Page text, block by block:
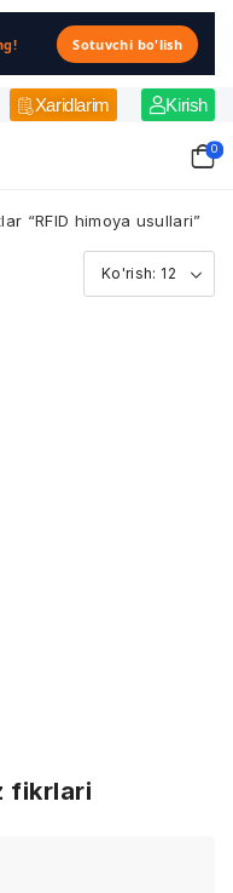
Sotuvchi bo'lish
Xaridlarim Kirish
0
“RFID himoya usullari”
fikrlari